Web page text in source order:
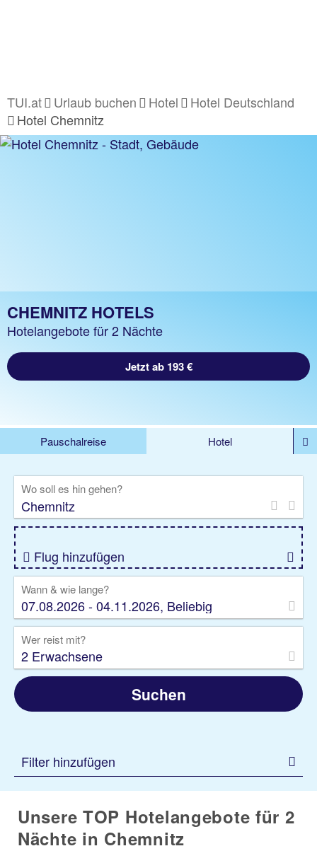
TUI.at Urlaub buchen Hotel
Hotel Deutschland
Hotel Chemnitz
CHEMNITZ HOTELS
Hotelangebote für 2 Nächte
Jetzt ab 193 €
Pauschalreise
Hotel
Rundreise
Kreuzfahrt
Gruppenreise
Camper Privattransfer
Wo soll es hin gehen?
Flug hinzufügen
Wann & wie lange?
07.08.2026 - 04.11.2026, Beliebig
Wer reist mit?
2 Erwachsene
Suchen
Filter hinzufügen
Unsere TOP Hotelangebote für 2
Nächte in Chemnitz